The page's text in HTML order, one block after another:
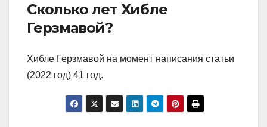
Сколько лет Хибле
Герзмавой?
Хибле Герзмавой на момент написания статьи
(2022 год) 41 год.